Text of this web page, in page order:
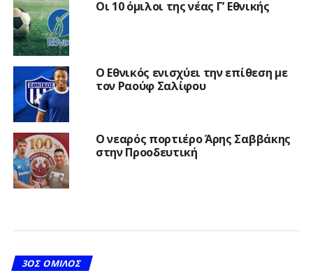
Οι 10 όμιλοι της νέας Γ’ Εθνικής
Ο Εθνικός ενισχύει την επίθεση με
τον Ραούφ Σαλίφου
Ο νεαρός πορτιέρο Άρης Σαββάκης
στην Προοδευτική
3ΟΣ ΌΜΙΛΟΣ